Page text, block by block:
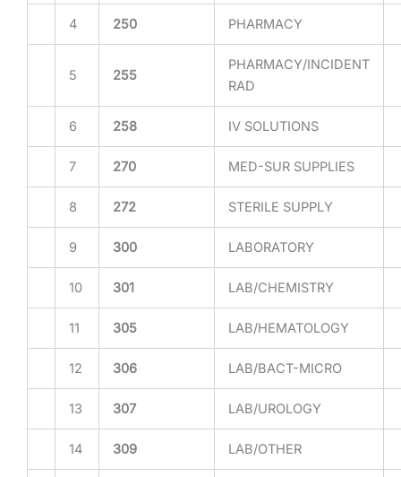
4 250 PHARMACY
5 255
PHARMACY/INCIDENT
RAD
6 258 IV SOLUTIONS
7 270 MED-SUR SUPPLIES
8 272 STERILE SUPPLY
9 300 LABORATORY
10 301 LAB/CHEMISTRY
11 305 LAB/HEMATOLOGY
12 306 LAB/BACT-MICRO
13 307 LAB/UROLOGY
14 309 LAB/OTHER